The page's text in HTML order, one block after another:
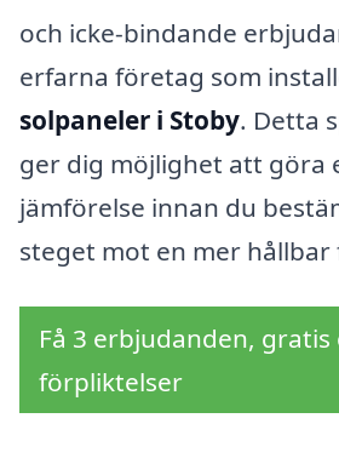
och icke-bindande
erfarna företag som
solpaneler i Stoby. Detta
ger dig möjlighet att göra
jämförelse innan du
steget mot en mer
Få 3 erbjudanden,
förpliktelser